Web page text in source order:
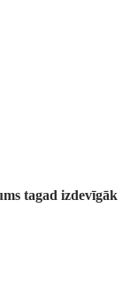
tagad izdevīgāk